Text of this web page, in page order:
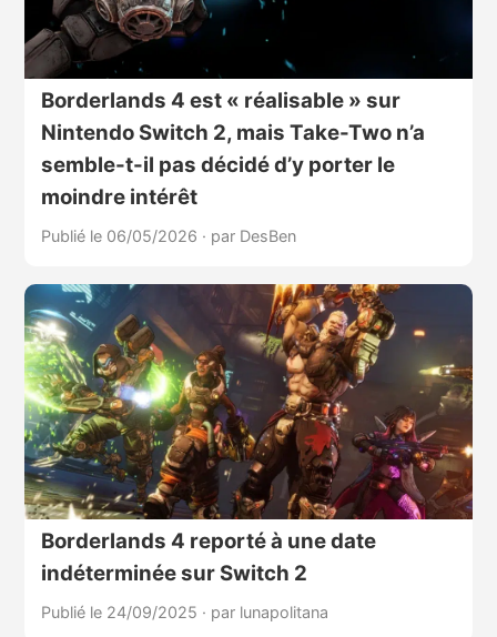
Borderlands 4 est « réalisable » sur
Nintendo Switch 2, mais Take-Two n’a
semble-t-il pas décidé d’y porter le
moindre intérêt
Publié le 06/05/2026 · par DesBen
Borderlands 4 reporté à une date
indéterminée sur Switch 2
Publié le 24/09/2025 · par lunapolitana